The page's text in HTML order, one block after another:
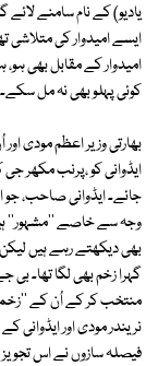
یادیو) کے نام سامنے
ایسے امیدوار کی متلاشی
امیدوار کے مقابل بھی
کوئی پہلو بھی نہ مل سکے۔
بھارتی وزیر اعظم مودی
ایڈوانی کو ،پرنب مکھر
جائے۔ ایڈوانی صاحب، جو
وجہ سے خاصے ''مشہور''
بھی دیکھتے رہے ہیں
گہرا زخم بھی لگا تھا۔
منتخب کر کے اُن کے
نریندر مودی اور
فیصلہ سازوں نے اس تجویز